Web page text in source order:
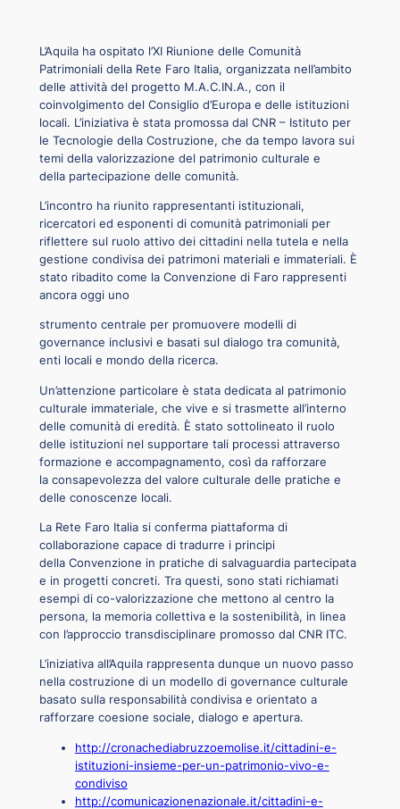
L’Aquila ha ospitato l’XI Riunione delle Comunità
Patrimoniali della Rete Faro Italia, organizzata nell’ambito
delle attività del progetto M.A.C.IN.A., con il
coinvolgimento del Consiglio d’Europa e delle istituzioni
locali. L’iniziativa è stata promossa dal CNR – Istituto per
le Tecnologie della Costruzione, che da tempo lavora sui
temi della valorizzazione del patrimonio culturale e
della partecipazione delle comunità.
L’incontro ha riunito rappresentanti istituzionali,
ricercatori ed esponenti di comunità patrimoniali per
riflettere sul ruolo attivo dei cittadini nella tutela e nella
gestione condivisa dei patrimoni materiali e immateriali. È
stato ribadito come la Convenzione di Faro rappresenti
ancora oggi uno
strumento centrale per promuovere modelli di
governance inclusivi e basati sul dialogo tra comunità,
enti locali e mondo della ricerca.
Un’attenzione particolare è stata dedicata al patrimonio
culturale immateriale, che vive e si trasmette all’interno
delle comunità di eredità. È stato sottolineato il ruolo
delle istituzioni nel supportare tali processi attraverso
formazione e accompagnamento, così da rafforzare
la consapevolezza del valore culturale delle pratiche e
delle conoscenze locali.
La Rete Faro Italia si conferma piattaforma di
collaborazione capace di tradurre i principi
della Convenzione in pratiche di salvaguardia partecipata
e in progetti concreti. Tra questi, sono stati richiamati
esempi di co-valorizzazione che mettono al centro la
persona, la memoria collettiva e la sostenibilità, in linea
con l’approccio transdisciplinare promosso dal CNR ITC.
L’iniziativa all’Aquila rappresenta dunque un nuovo passo
nella costruzione di un modello di governance culturale
basato sulla responsabilità condivisa e orientato a
rafforzare coesione sociale, dialogo e apertura.
http://cronachediabruzzoemolise.it/cittadini-e-
istituzioni-insieme-per-un-patrimonio-vivo-e-
condiviso
http://comunicazionenazionale.it/cittadini-e-